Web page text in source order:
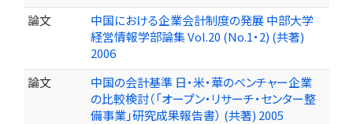
論文
中国における企業会計制度の発展 中部大学
経営情報学部論集 Vol.20 (No.1・2) (共著)
2006
論文
中国の会計基準 日・米・華のベンチャー企業
の比較検討（「オープン・リサーチ・センター整
備事業」研究成果報告書） (共著) 2005